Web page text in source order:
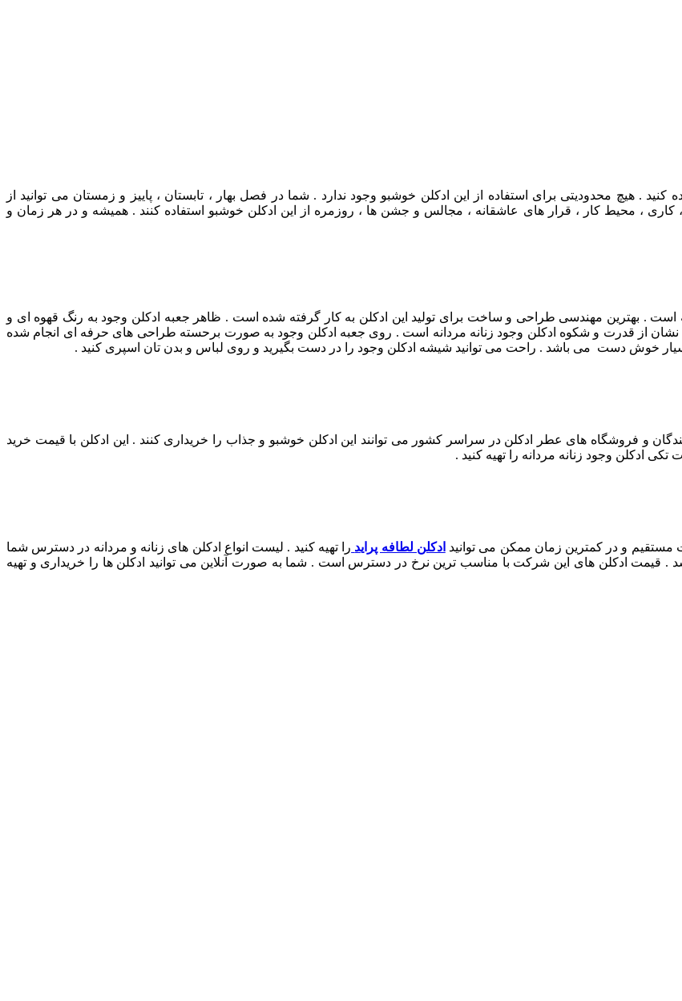
. هیچ محدودیتی برای استفاده از این ادکلن خوشبو وجود ندارد . شما در فصل بهار ، تابستان ، پاییز و زمستان می توانید از
، محیط کار ، قرار های عاشقانه ، مجالس و جشن ها ، روزمره از این ادکلن خوشبو استفاده کنند . همیشه و در هر زمان و
. بهترین مهندسی طراحی و ساخت برای تولید این ادکلن به کار گرفته شده است . ظاهر جعبه ادکلن وجود به رنگ قهوه ای و
از قدرت و شکوه ادکلن وجود زنانه مردانه است . روی جعبه ادکلن وجود به صورت برحسته طراحی های حرفه ای انجام شده
خوش دست می باشد . راحت می توانید شیشه ادکلن وجود را در دست بگیرید و روی لباس و بدن تان اسپری کنید .
و فروشگاه های عطر ادکلن در سراسر کشور می توانند این ادکلن خوشبو و جذاب را خریداری کنند . این ادکلن با قیمت خرید
وجود زنانه مردانه را تهیه کنید .
و در کمترین زمان ممکن می توانید ادکلن لطافه پراید را تهیه کنید . لیست انواع ادکلن های زنانه و مردانه در دسترس شما
ادکلن های این شرکت با مناسب ترین نرخ در دسترس است . شما به صورت آنلاین می توانید ادکلن ها را خریداری و تهیه